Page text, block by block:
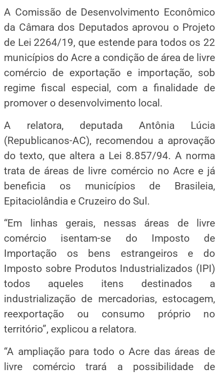
A Comissão de Desenvolvimento Econômico
da Câmara dos Deputados aprovou o Projeto
de Lei 2264/19, que estende para todos os 22
municípios do Acre a condição de área de livre
comércio de exportação e importação, sob
regime fiscal especial, com a finalidade de
promover o desenvolvimento local.
A relatora, deputada Antônia Lúcia
(Republicanos-AC), recomendou a aprovação
do texto, que altera a Lei 8.857/94. A norma
trata de áreas de livre comércio no Acre e já
beneficia os municípios de Brasileia,
Epitaciolândia e Cruzeiro do Sul.
“Em linhas gerais, nessas áreas de livre
comércio isentam-se do Imposto de
Importação os bens estrangeiros e do
Imposto sobre Produtos Industrializados (IPI)
todos aqueles itens destinados a
industrialização de mercadorias, estocagem,
reexportação ou consumo próprio no
território”, explicou a relatora.
“A ampliação para todo o Acre das áreas de
livre comércio trará a possibilidade de